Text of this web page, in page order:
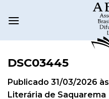
DSC03445
Publicado 31/03/2026 às
Literária de Saquarema